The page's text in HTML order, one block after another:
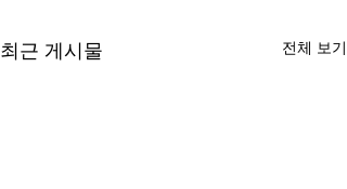
최근 게시물 전체 보기